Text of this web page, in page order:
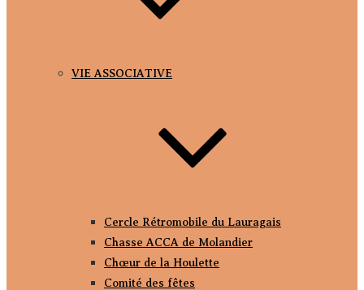
VIE ASSOCIATIVE
Cercle Rétromobile du Lauragais
Chasse ACCA de Molandier
Chœur de la Houlette
Comité des fêtes